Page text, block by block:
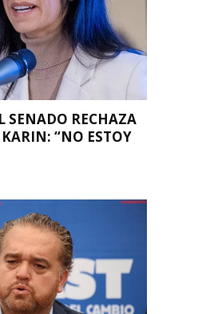
SENADO RECHAZA
KARIN: “NO ESTOY